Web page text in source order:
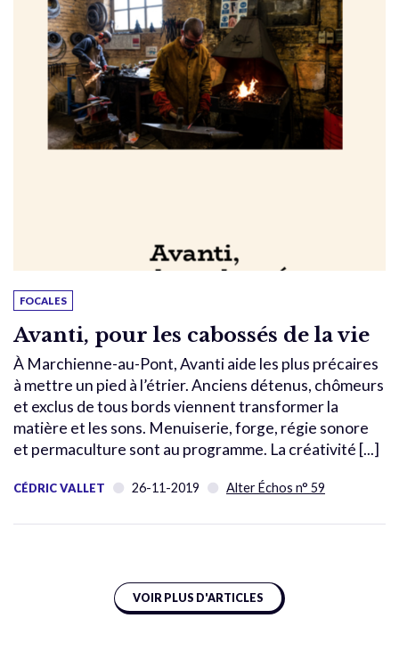
FOCALES
Avanti, pour les cabossés de la vie
À Marchienne-au-Pont, Avanti aide les plus précaires
à mettre un pied à l’étrier. Anciens détenus, chômeurs
et exclus de tous bords viennent transformer la
matière et les sons. Menuiserie, forge, régie sonore
et permaculture sont au programme. La créativité [...]
CÉDRIC VALLET 26-11-2019 Alter Échos n° 59
VOIR PLUS D'ARTICLES